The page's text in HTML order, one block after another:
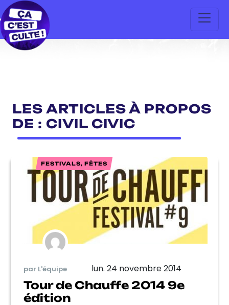
LES ARTICLES À PROPOS
DE : CIVIL CIVIC
FESTIVALS, FÊTES
par L'équipe lun. 24 novembre 2014
Tour de Chauffe 2014 9e
édition